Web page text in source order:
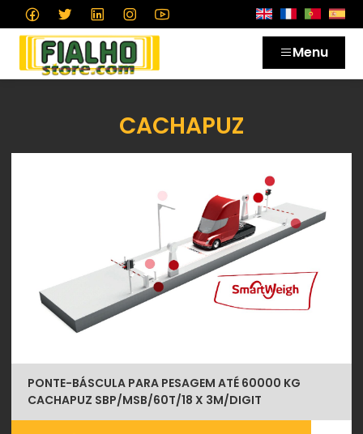
Menu
CACHAPUZ
PONTE-BÁSCULA PARA PESAGEM ATÉ 60000 KG
CACHAPUZ SBP/MSB/60T/18 X 3M/DIGIT